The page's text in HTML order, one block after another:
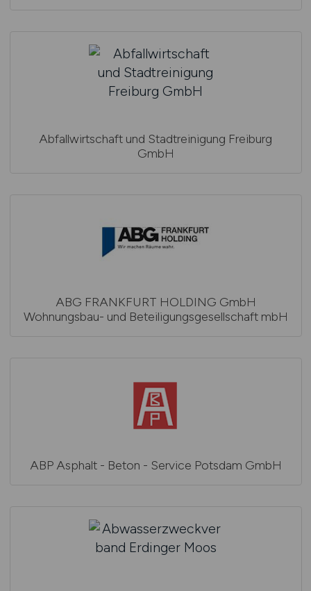
Abfallwirtschaft und Stadtreinigung Freiburg
GmbH
ABG FRANKFURT HOLDING GmbH
Wohnungsbau- und Beteiligungsgesellschaft mbH
ABP Asphalt - Beton - Service Potsdam GmbH